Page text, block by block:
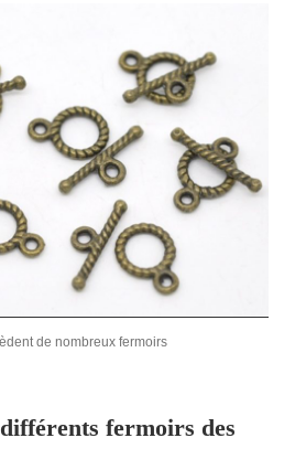
de nombreux fermoirs
fermoirs des